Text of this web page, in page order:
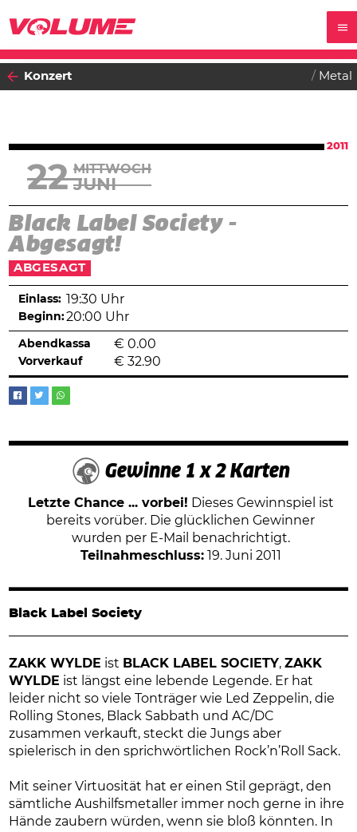
Konzert Metal
2011
22 MITTWOCH
JUNI
Black Label Society -
Abgesagt!
ABGESAGT
Einlass: 19:30 Uhr
Beginn:20:00 Uhr
Abendkassa € 0.00
Vorverkauf € 32.90
Gewinne 1 x 2 Karten
Letzte Chance ... vorbei! Dieses Gewinnspiel ist
bereits vorüber. Die glücklichen Gewinner
wurden per E-Mail benachrichtigt.
Teilnahmeschluss:19. Juni 2011
Black Label Society
ZAKK WYLDE ist BLACK LABEL SOCIETY,ZAKK
WYLDE ist längst eine lebende Legende. Er hat
leider nicht so viele Tonträger wie Led Zeppelin, die
Rolling Stones, Black Sabbath und AC/DC
zusammen verkauft, steckt die Jungs aber
spielerisch in den sprichwörtlichen Rock’n’Roll Sack.
Mit seiner Virtuosität hat er einen Stil geprägt, den
sämtliche Aushilfsmetaller immer noch gerne in ihre
Hände zaubern würden, wenn sie bloß könnten. In